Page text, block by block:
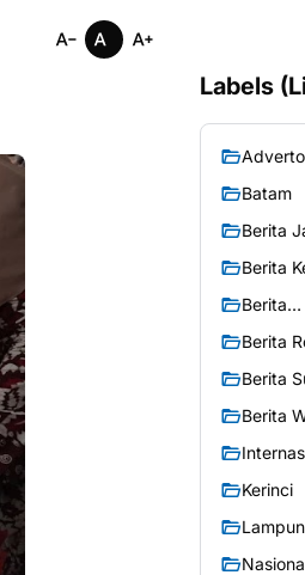
Labels
Batam
Berita
Berita
Berita
Berita
Berita
Berita
Kerinci